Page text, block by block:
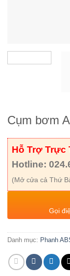
Cụm bơm
Hỗ Trợ Trực
Hotline:
(Mở cửa cả Thứ
Gọi
Danh mục: Phanh